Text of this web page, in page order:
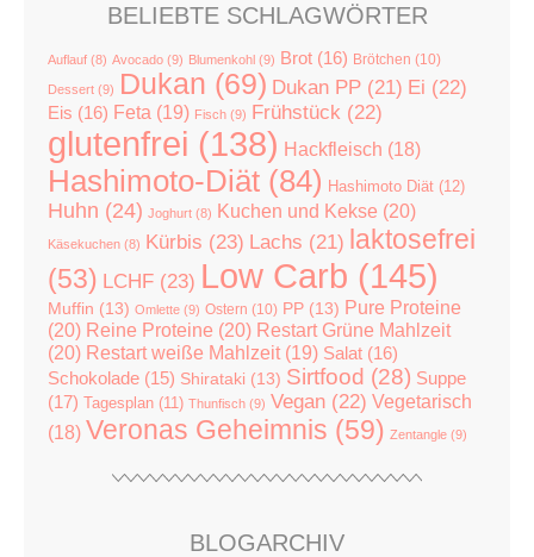
BELIEBTE SCHLAGWÖRTER
Auflauf (8) Avocado (9) Blumenkohl (9) Brot (16) Brötchen (10)
Dessert (9) Dukan (69) Dukan PP (21) Ei (22)
Eis (16) Feta (19) Fisch (9) Frühstück (22)
glutenfrei (138) Hackfleisch (18)
Hashimoto-Diät (84) Hashimoto Diät (12)
Huhn (24) Joghurt (8) Kuchen und Kekse (20)
Käsekuchen (8) Kürbis (23) Lachs (21) laktosefrei
(53) LCHF (23) Low Carb (145)
Muffin (13) Omlette (9) Ostern (10) PP (13) Pure Proteine
(20) Reine Proteine (20) Restart Grüne Mahlzeit
(20) Restart weiße Mahlzeit (19) Salat (16)
Schokolade (15) Shirataki (13) Sirtfood (28) Suppe
(17) Tagesplan (11) Thunfisch (9) Vegan (22) Vegetarisch
(18) Veronas Geheimnis (59) Zentangle (9)
BLOGARCHIV